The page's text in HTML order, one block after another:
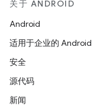
关于 ANDROID
Android
适用于企业的 Android
安全
源代码
新闻